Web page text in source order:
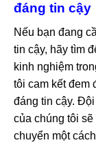
đáng tin cậy
Nếu bạn đang
tin cậy, hãy tìm
kinh nghiệm
tôi cam kết đem
đáng tin cậy.
của chúng tôi
chuyển một